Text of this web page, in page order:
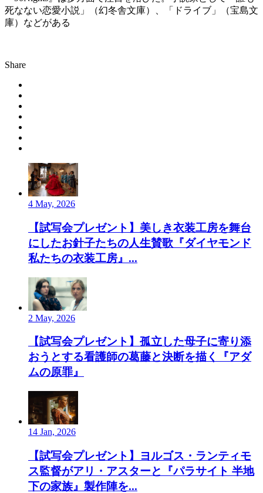
死なない恋愛小説」（幻冬舎文庫）、「ドライブ」（宝島文
庫）などがある
Share
4 May, 2026
【試写会プレゼント】美しき衣装工房を舞台
にしたお針子たちの人生賛歌『ダイヤモンド
私たちの衣装工房』...
2 May, 2026
【試写会プレゼント】孤立した母子に寄り添
おうとする看護師の葛藤と決断を描く『アダ
ムの原罪』
14 Jan, 2026
【試写会プレゼント】ヨルゴス・ランティモ
ス監督がアリ・アスターと『パラサイト 半地
下の家族』製作陣を...